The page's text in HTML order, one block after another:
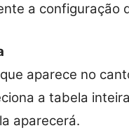
a configuração
aparece no
a tabela
aparecerá.